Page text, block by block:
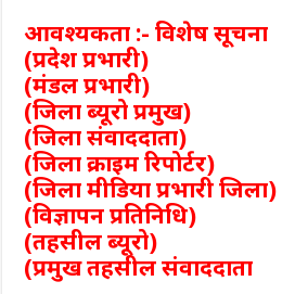
आवश्यकता :- विशेष सूचना
(प्रदेश प्रभारी)
(मंडल प्रभारी)
(जिला ब्यूरो प्रमुख)
(जिला संवाददाता)
(जिला क्राइम रिपोर्टर)
(जिला मीडिया प्रभारी जिला)
(विज्ञापन प्रतिनिधि)
(तहसील ब्यूरो)
(प्रमुख तहसील संवाददाता